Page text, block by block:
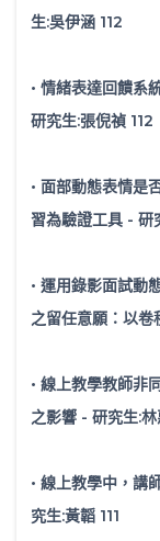
生:吳伊涵 112
• 情緒表達回饋系
研究生:張倪禎 112
• 面部動態表情是
習為驗證工具 - 研
• 運用錄影面試動
之留任意願：以卷
• 線上教學教師非
之影響 - 研究生:林
• 線上教學中，講
究生:黃韜 111